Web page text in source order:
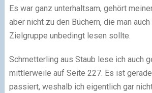
Es war ganz unterhaltsam, gehört
aber nicht zu den Büchern, die man
Zielgruppe unbedingt lesen sollte.
Schmetterling aus Staub lese ich auch
mittlerweile auf Seite 227. Es ist
passiert, weshalb ich eigentlich gar